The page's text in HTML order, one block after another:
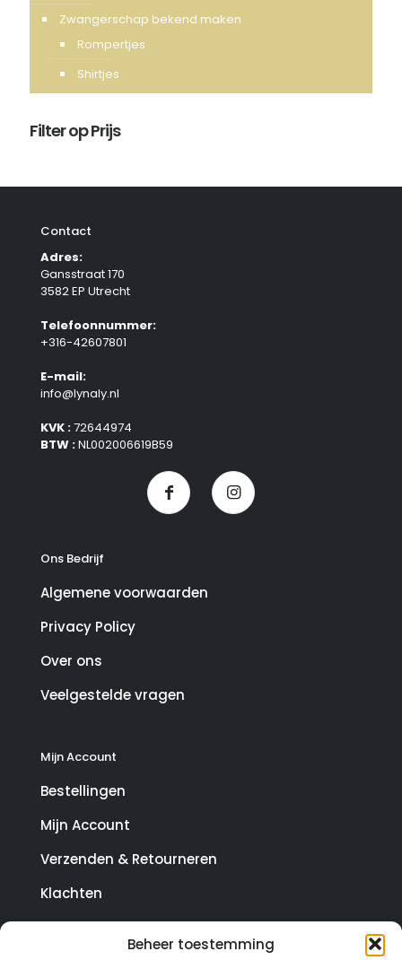
Beheer toestemming
Zwangerschap bekend maken
Rompertjes
Shirtjes
Filter op Prijs
Contact
Adres:
Gansstraat 170
3582 EP Utrecht
Telefoonnummer:
+316-42607801
E-mail:
info@lynaly.nl
KVK :72644974
BTW :NL002006619B59
Ons Bedrijf
Algemene voorwaarden
Privacy Policy
Over ons
Veelgestelde vragen
Mijn Account
Bestellingen
Mijn Account
Verzenden & Retourneren
Klachten